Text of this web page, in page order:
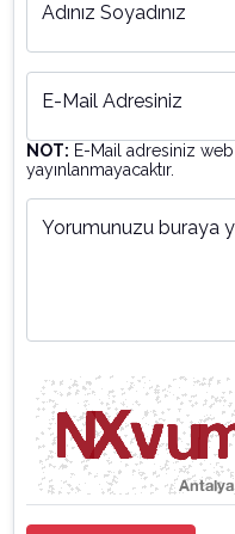
Adınız Soyadınız
E-Mail Adresiniz
NOT: E-Mail adresiniz
yayınlanmayacaktır.
Yorumunuzu buraya